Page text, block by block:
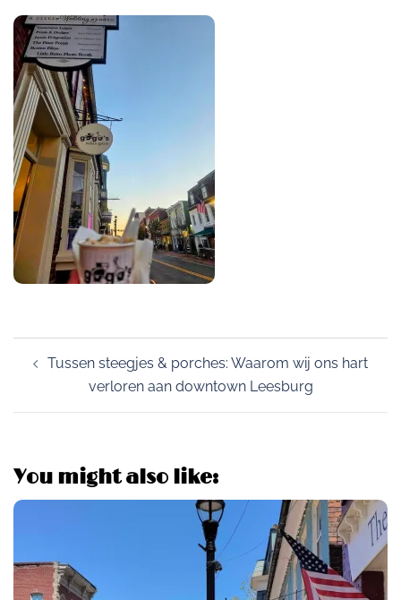
Post
navigation
Tussen steegjes & porches: Waarom wij ons hart
verloren aan downtown Leesburg
You might also like: